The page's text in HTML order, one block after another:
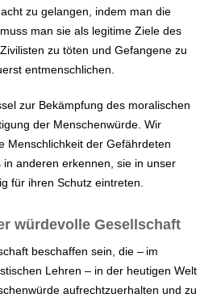
zu gelangen, indem man die
man sie als legitime Ziele des
zu töten und Gefangene zu
entmenschlichen.
zur Bekämpfung des moralischen
der Menschenwürde. Wir
Menschlichkeit der Gefährdeten
anderen erkennen, sie in unser
für ihren Schutz eintreten.
würdevolle Gesellschaft
beschaffen sein, die – im
Lehren – in der heutigen Welt
aufrechtzuerhalten und zu